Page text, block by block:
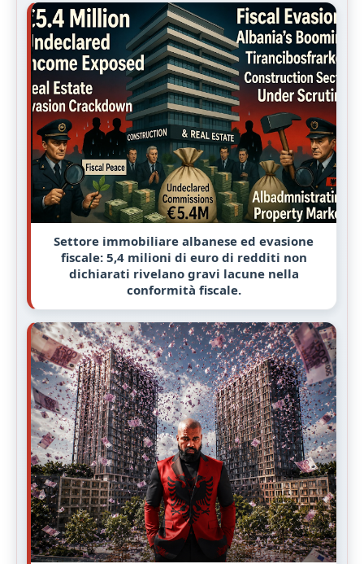
Settore immobiliare albanese ed evasione
fiscale: 5,4 milioni di euro di redditi non
dichiarati rivelano gravi lacune nella
conformità fiscale.